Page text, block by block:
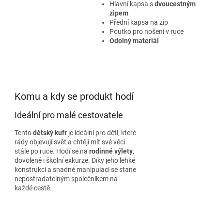
Hlavní kapsa sdvoucestným
zipem
Přední kapsa na zip
Poutko pro nošení v ruce
Odolný materiál
Komu a kdy se produkt hodí
Ideální pro malé cestovatele
Tentodětský kufr je ideální pro děti, které
rády objevují svět a chtějí mít své věci
stále po ruce. Hodí se na rodinné výlety,
dovolené i školní exkurze. Díky jeho lehké
konstrukci a snadné manipulaci se stane
nepostradatelným společníkem na
každé cestě.